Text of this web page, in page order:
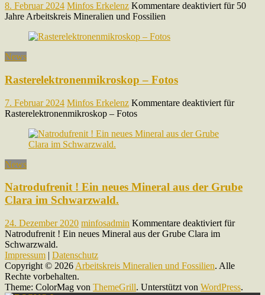
8. Februar 2024 Minfos Erkelenz Kommentare deaktiviert für 50
Jahre Arbeitskreis Mineralien und Fossilien
News
Rasterelektronenmikroskop – Fotos
7. Februar 2024 Minfos Erkelenz Kommentare deaktiviert für
Rasterelektronenmikroskop – Fotos
News
Natrodufrenit ! Ein neues Mineral aus der Grube
Clara im Schwarzwald.
24. Dezember 2020 minfosadmin Kommentare deaktiviert für
Natrodufrenit ! Ein neues Mineral aus der Grube Clara im
Schwarzwald.
Impressum | Datenschutz
Copyright © 2026 Arbeitskreis Mineralien und Fossilien. Alle
Rechte vorbehalten.
Theme: ColorMag von ThemeGrill. Unterstützt von WordPress.